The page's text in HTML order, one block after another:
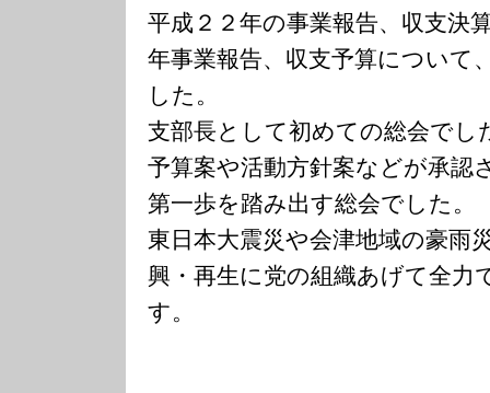
平成２２年の事業報告、収支決
年事業報告、収支予算について
した。
支部長として初めての総会でし
予算案や活動方針案などが承認
第一歩を踏み出す総会でした。
東日本大震災や会津地域の豪雨
興・再生に党の組織あげて全力
す。